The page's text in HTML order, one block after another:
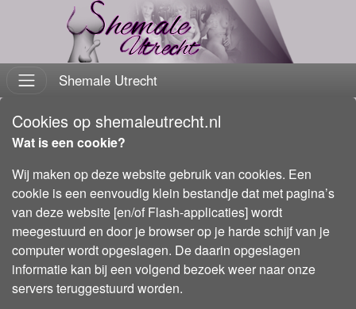
Shemale Utrecht
Cookies op shemaleutrecht.nl
Wat is een cookie?
Wij maken op deze website gebruik van cookies. Een
cookie is een eenvoudig klein bestandje dat met pagina’s
van deze website [en/of Flash-applicaties] wordt
meegestuurd en door je browser op je harde schijf van je
computer wordt opgeslagen. De daarin opgeslagen
informatie kan bij een volgend bezoek weer naar onze
servers teruggestuurd worden.